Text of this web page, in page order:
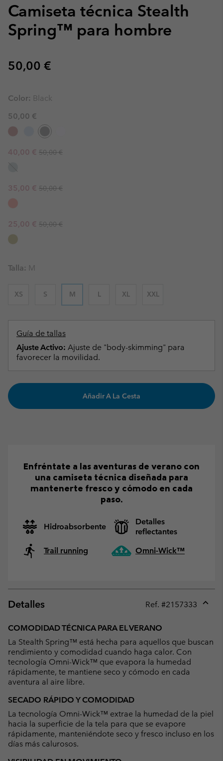
Camiseta técnica Stealth
Spring™ para hombre
Regular price:
50,00 €
Color: Black
50,00 €
Sale price:
40,00 € Regular price:
50,00 €
Sale price:
35,00 € Regular price:
50,00 €
Sale price:
25,00 € Regular price:
50,00 €
Talla: M
XS S M L XL XXL
Guía de tallas
Ajuste Activo: Ajuste de "body-skimming" para
favorecer la movilidad.
Añadir A La Cesta
Enfréntate a las aventuras de verano con
una camiseta técnica diseñada para
mantenerte fresco y cómodo en cada
paso.
Hidroabsorbente
Detalles
reflectantes
Trail running
Omni-Wick™
Detalles Ref. #2157333
COMODIDAD TÉCNICA PARA EL VERANO
La Stealth Spring™ está hecha para aquellos que buscan
rendimiento y comodidad cuando haga calor. Con
tecnología Omni-Wick™ que evapora la humedad
rápidamente, te mantiene seco y cómodo en cada
aventura al aire libre.
SECADO RÁPIDO Y COMODIDAD
La tecnología Omni-Wick™ extrae la humedad de la piel
hacia la superficie de la tela para que se evapore
rápidamente, manteniéndote seco y fresco incluso en los
días más calurosos.